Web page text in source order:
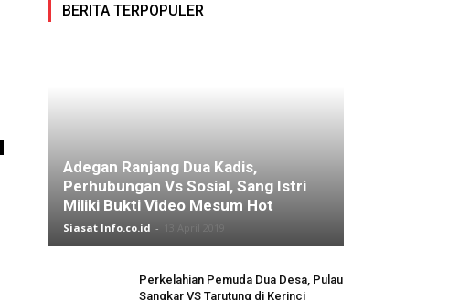
BERITA TERPOPULER
Adegan Ranjang Dua Kadis,
Perhubungan Vs Sosial, Sang Istri
Miliki Bukti Video Mesum Hot
Siasat Info.co.id -
Perkelahian Pemuda Dua Desa, Pulau
Sangkar VS Tarutung di Kerinci